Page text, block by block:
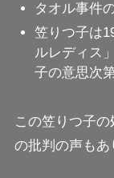
タオル事件
笠りつ子は
ルレディス
子の意思次
この笠りつ子
の批判の声も